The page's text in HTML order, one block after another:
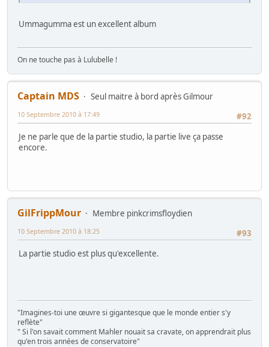
Ummagumma est un excellent album
On ne touche pas à Lulubelle !
Captain MDS
Seul maitre à bord après Gilmour
#92
10 Septembre 2010 à 17:49
Je ne parle que de la partie studio, la partie live ça passe
encore.
GilFrippMour
Membre pinkcrimsfloydien
#93
10 Septembre 2010 à 18:25
La partie studio est plus qu'excellente.
"Imagines-toi une œuvre si gigantesque que le monde entier s'y
reflète"
" Si l'on savait comment Mahler nouait sa cravate, on apprendrait plus
qu'en trois années de conservatoire"